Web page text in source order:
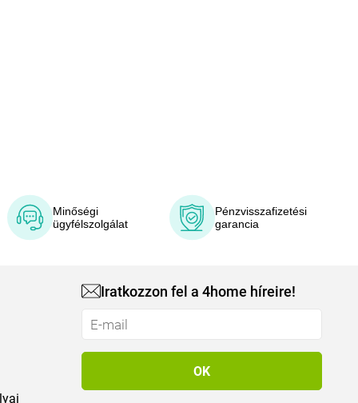
Minőségi
ügyfélszolgálat
Pénzvisszafizetési
garancia
Iratkozzon fel a 4home híreire!